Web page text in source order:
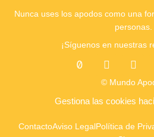
Nunca uses los apodos como una
personas.
¡Síguenos en nuestras
T
i
o
I
n
s
a
r
a
F
a
c
b
o
k
© Mundo
Gestiona las cookies
ContactoAviso LegalPolítica de